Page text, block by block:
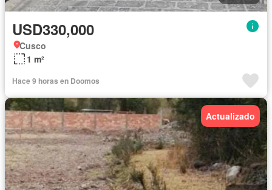
USD330,000
Cusco
1 m²
Hace 9 horas en Doomos
Actualizado